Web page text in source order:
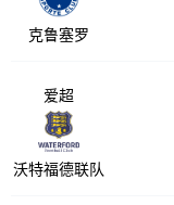
克鲁塞罗
爱超
沃特福德联队